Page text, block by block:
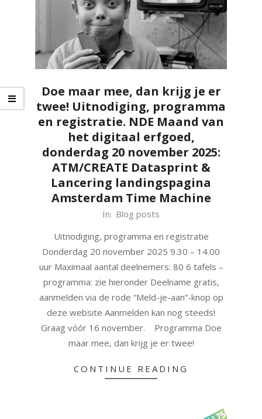
Doe maar mee, dan krijg je er
twee! Uitnodiging, programma
en registratie. NDE Maand van
het digitaal erfgoed,
donderdag 20 november 2025:
ATM/CREATE Datasprint &
Lancering landingspagina
Amsterdam Time Machine
In: Blog posts
Uitnodiging, programma en registratie
Donderdag 20 november 2025 9.30 – 14.00
uur Maximaal aantal deelnemers: 80 6 tafels –
programma: zie hieronder Deelname gratis,
aanmelden via de rode “Meld-je-aan”-knop op
deze website Aanmelden kan nog steeds!
Graag vóór 16 november. Programma Doe
maar mee, dan krijg je er twee!
CONTINUE READING